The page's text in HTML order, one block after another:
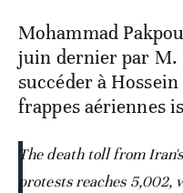
Mohammad
juin dernier par M.
succéder à
frappes aériennes
The death toll from
protests reaches 5,002,